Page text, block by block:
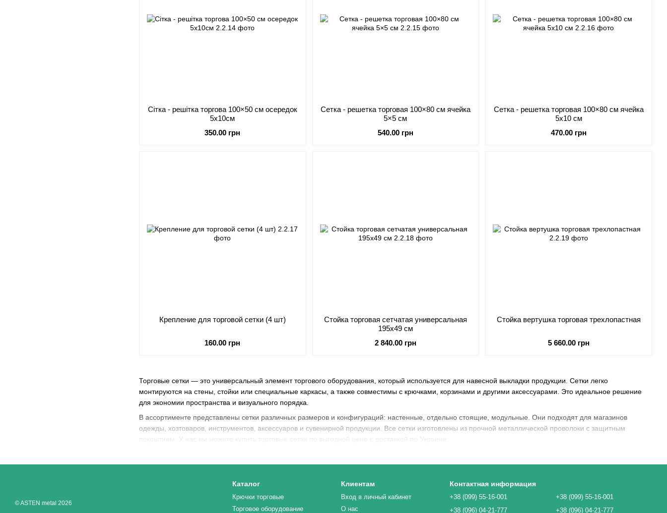
Торговые сетки — это универсальный элемент торгового оборудования, который используется для навесной выкладки продукции. Сетки легко
монтируются на стены, стойки или специальные каркасы, а также совместимы с крючками, корзинами и другими аксессуарами. Это идеальное решение
для экономии пространства и визуального порядка.
В ассортименте представлены сетки различных размеров и конфигураций: настенные, отдельно стоящие, модульные. Они подходят для магазинов
одежды, хозтоваров, инструментов, аксессуаров и сувенирной продукции. Все сетки изготовлены из прочной металлической проволоки с защитным
покрытием. У нас вы можете купить торговые сетки по выгодной цене с доставкой по Украине.
Сітка - решітка торгова 100×50 см осередок
5х10см
350.00 грн
Сетка - решетка торговая 100×80 см ячейка
5×5 см
540.00 грн
Сетка - решетка торговая 100×80 см ячейка
5х10 см
470.00 грн
Крепление для торговой сетки (4 шт)
160.00 грн
Стойка торговая сетчатая универсальная
195х49 см
2 840.00 грн
Стойка вертушка торговая трехлопастная
5 660.00 грн
© ASTEN metal 2026
Каталог
Крючки торговые
Торговое оборудование
Клиентам
Вход в личный кабинет
О нас
Контактная информация
+38 (099) 55-16-001
+38 (096) 04-21-777
+38 (099) 55-16-001
+38 (096) 04-21-777